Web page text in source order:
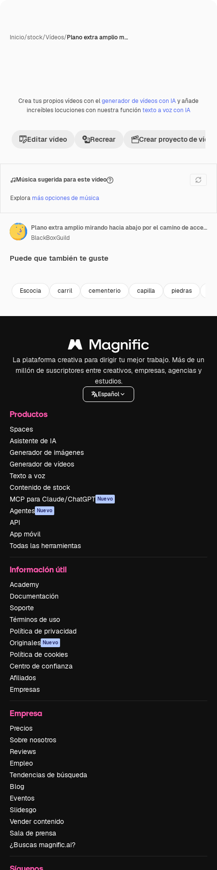
Inicio/stock/Vídeos/Plano extra amplio m…
Premium
Crea tus propios vídeos con elgenerador de vídeos con IAy añade
increíbles locuciones con nuestra función texto a voz con IA
Editar vídeo Recrear Crear proyecto de vídeo
Música sugerida para este vídeo
Explora más opciones de música
Plano extra amplio mirando hacia abajo por el camino de acceso arbolado a la Capilla Kirkmadrine
BlackBoxGuild
Puede que también te guste
Escocia carril cementerio capilla piedras
La plataforma creativa para dirigir tu mejor trabajo. Más de un
millón de suscriptores entre creativos, empresas, agencias y
estudios.
Español
Productos
Spaces
Asistente de IA
Generador de imágenes
Generador de vídeos
Texto a voz
Contenido de stock
MCP para Claude/ChatGPT Nuevo
Agentes Nuevo
API
App móvil
Todas las herramientas
Información útil
Academy
Documentación
Soporte
Términos de uso
Política de privacidad
Originales Nuevo
Política de cookies
Centro de confianza
Afiliados
Empresas
Empresa
Precios
Sobre nosotros
Reviews
Empleo
Tendencias de búsqueda
Blog
Eventos
Slidesgo
Vender contenido
Sala de prensa
¿Buscas magnific.ai?